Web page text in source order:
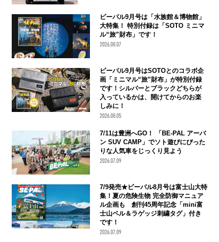
ビーパル9月号は「水族館＆博物館」
大特集！ 特別付録は「SOTO ミニマ
ル“旅”財布」です！
2026.08.07
ビーパル9月号はSOTOとのコラボ企
画「ミニマル“旅”財布」が特別付録
です！シルバーとブラックどちらが
入っているかは、開けてからのお楽
しみに！
2026.08.05
7/11は豊洲へGO！ 「BE-PAL アーバ
ン SUV CAMP」でソト遊びにぴった
りな人気車をじっくり見よう
2026.07.09
7/9発売★ビーパル8月号は富士山大特
集！夏の危険生物 完全防御マニュア
ル企画も 創刊45周年記念「mini富
士山ベル＆ラゲッジ刺繍タグ」付き
です！
2026.07.09